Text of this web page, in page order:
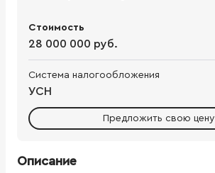
Стоимость
28 000 000 руб.
Система налогообложения
УСН
Предложить свою цену
Описание